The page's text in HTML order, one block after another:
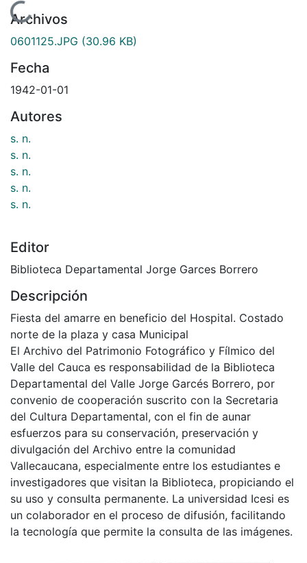
Cargando...
Archivos
0601125.JPG (30.96 KB)
Fecha
1942-01-01
Autores
s. n.
s. n.
s. n.
s. n.
s. n.
Editor
Biblioteca Departamental Jorge Garces Borrero
Descripción
Fiesta del amarre en beneficio del Hospital. Costado
norte de la plaza y casa Municipal
El Archivo del Patrimonio Fotográfico y Fílmico del
Valle del Cauca es responsabilidad de la Biblioteca
Departamental del Valle Jorge Garcés Borrero, por
convenio de cooperación suscrito con la Secretaria
del Cultura Departamental, con el fin de aunar
esfuerzos para su conservación, preservación y
divulgación del Archivo entre la comunidad
Vallecaucana, especialmente entre los estudiantes e
investigadores que visitan la Biblioteca, propiciando el
su uso y consulta permanente. La universidad Icesi es
un colaborador en el proceso de difusión, facilitando
la tecnología que permite la consulta de las imágenes.